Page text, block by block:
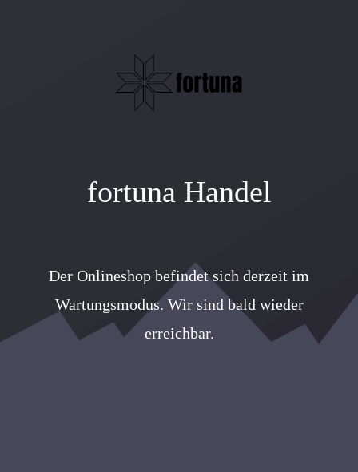
fortuna Handel
Der Onlineshop befindet sich derzeit im
Wartungsmodus. Wir sind bald wieder
erreichbar.